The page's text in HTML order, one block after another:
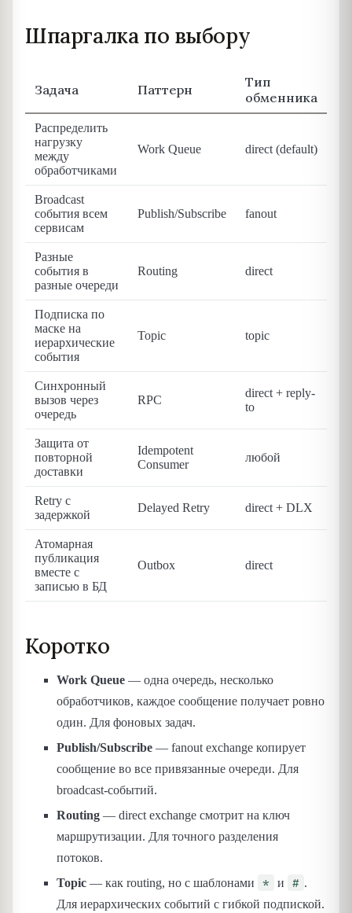
Шпаргалка по выбору
Задача Паттерн
Тип
обменника
Распределить
нагрузку
между
обработчиками
Work Queue direct (default)
Broadcast
события всем
сервисам
Publish/Subscribe fanout
Разные
события в
разные очереди
Routing direct
Подписка по
маске на
иерархические
события
Topic topic
Синхронный
вызов через
очередь
RPC
direct + reply-
to
Защита от
повторной
доставки
Idempotent
Consumer
любой
Retry с
задержкой
Delayed Retry direct + DLX
Атомарная
публикация
вместе с
записью в БД
Outbox direct
Коротко
Work Queue — одна очередь, несколько
обработчиков, каждое сообщение получает ровно
один. Для фоновых задач.
Publish/Subscribe — fanout exchange копирует
сообщение во все привязанные очереди. Для
broadcast-событий.
Routing — direct exchange смотрит на ключ
маршрутизации. Для точного разделения
потоков.
Topic — как routing, но с шаблонами * и # .
Для иерархических событий с гибкой подпиской.